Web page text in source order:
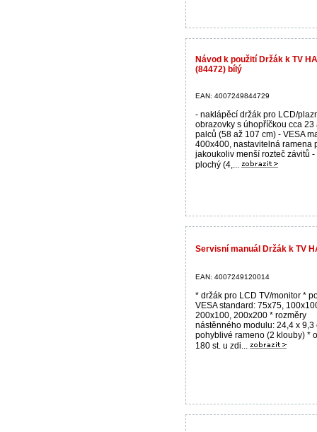
Návod k použití Držák k TV
(84472) bílý
EAN: 4007249844729
- naklápěcí držák pro LCD/
obrazovky s úhopříčkou cca 23
palců (58 až 107 cm) - VESA
400x400, nastavitelná ramena
jakoukoliv menší rozteč závitů -
plochý (4,...
Servisní manuál Držák k TV
EAN: 4007249120014
* držák pro LCD TV/monitor *
VESA standard: 75x75,
200x100, 200x200 * rozměry
nástěnného modulu: 24,4 x 9,3
pohyblivé rameno (2 klouby) *
180 st. u zdi...